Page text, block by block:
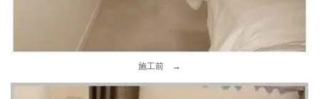
施工前 →